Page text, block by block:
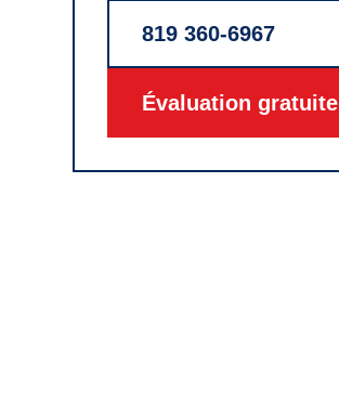
819 360-6967
Évaluation gratuite